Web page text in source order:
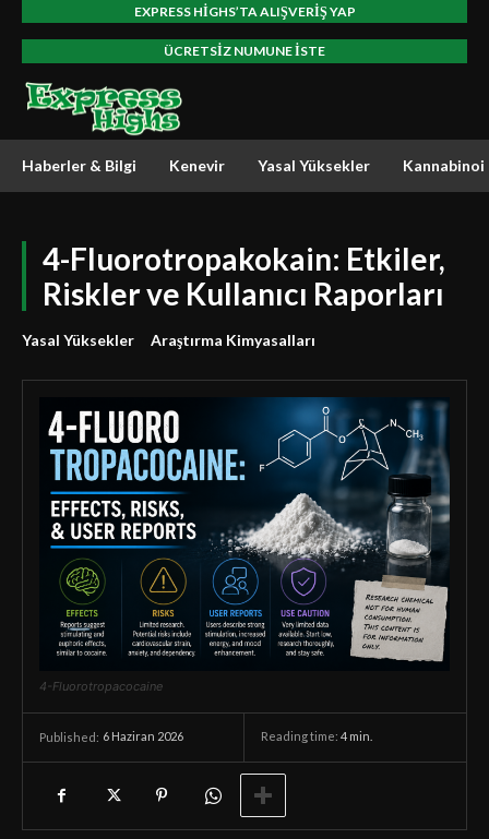
EXPRESS HIGHS’TA ALIŞVERIŞ YAP
ÜCRETSIZ NUMUNE ISTE
Haberler & Bilgi Kenevir Yasal Yüksekler
4-Fluorotropakokain: Etkiler,
Riskler ve Kullanıcı Raporları
Yasal Yüksekler Araştırma Kimyasalları
4-Fluorotropacocaine
Published: 6 Haziran 2026 Reading time: 4 min.